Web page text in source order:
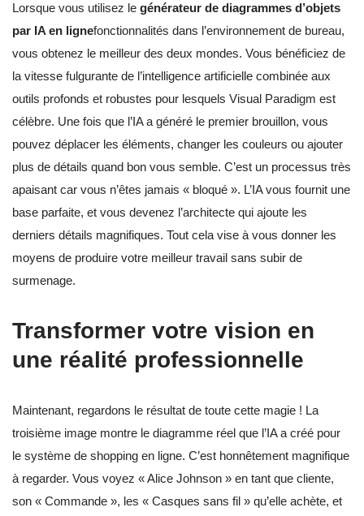
Lorsque vous utilisez le générateur de diagrammes d’objets
par IA en lignefonctionnalités dans l’environnement de bureau,
vous obtenez le meilleur des deux mondes. Vous bénéficiez de
la vitesse fulgurante de l’intelligence artificielle combinée aux
outils profonds et robustes pour lesquels Visual Paradigm est
célèbre. Une fois que l’IA a généré le premier brouillon, vous
pouvez déplacer les éléments, changer les couleurs ou ajouter
plus de détails quand bon vous semble. C’est un processus très
apaisant car vous n’êtes jamais « bloqué ». L’IA vous fournit une
base parfaite, et vous devenez l’architecte qui ajoute les
derniers détails magnifiques. Tout cela vise à vous donner les
moyens de produire votre meilleur travail sans subir de
surmenage.
Transformer votre vision en
une réalité professionnelle
Maintenant, regardons le résultat de toute cette magie ! La
troisième image montre le diagramme réel que l’IA a créé pour
le système de shopping en ligne. C’est honnêtement magnifique
à regarder. Vous voyez « Alice Johnson » en tant que cliente,
son « Commande », les « Casques sans fil » qu’elle achète, et